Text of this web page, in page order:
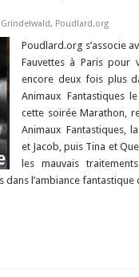
, Poudlard.org
Poudlard.org s’associe
Fauvettes à Paris pour
encore deux fois plus
Animaux Fantastiques
cette soirée Marathon,
Animaux Fantastiques,
et Jacob, puis Tina et
les mauvais
dans l’ambiance